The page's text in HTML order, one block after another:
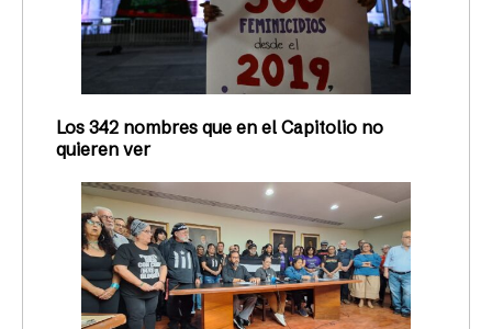
Los 342 nombres que en el Capitolio no
quieren ver